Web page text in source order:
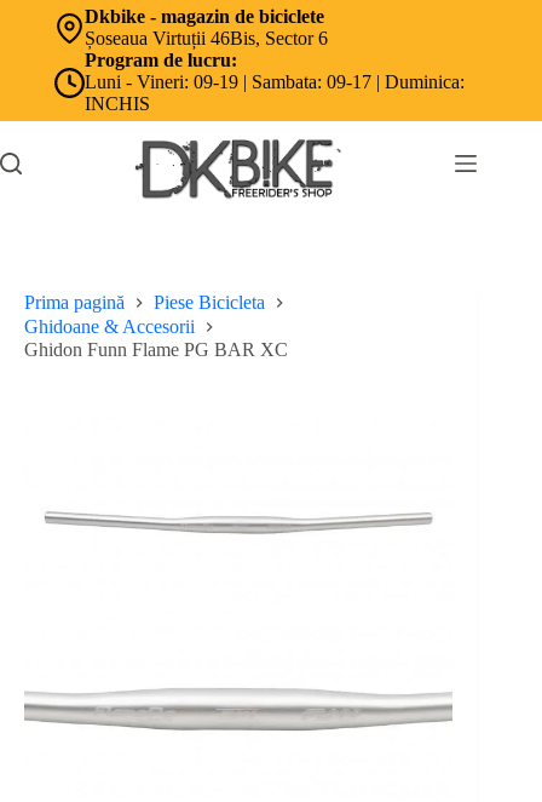
Dkbike - magazin de biciclete
Șoseaua Virtuții 46Bis, Sector 6
Program de lucru:
Luni - Vineri: 09-19 | Sambata: 09-17 | Duminica:
INCHIS
Prima pagină
Piese Bicicleta
Ghidoane & Accesorii
Ghidon Funn Flame PG BAR XC